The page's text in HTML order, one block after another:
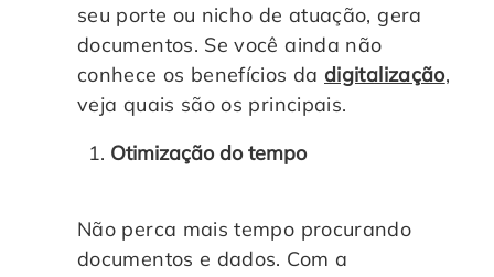
seu porte ou nicho de atuação, gera
documentos. Se você ainda não
conhece os benefícios da digitalização,
veja quais são os principais.
Otimização do tempo
Não perca mais tempo procurando
documentos e dados. Com a